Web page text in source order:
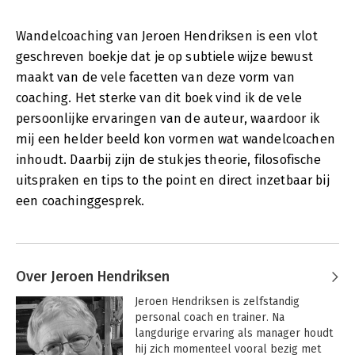
Wandelcoaching van Jeroen Hendriksen is een vlot
geschreven boekje dat je op subtiele wijze bewust
maakt van de vele facetten van deze vorm van
coaching. Het sterke van dit boek vind ik de vele
persoonlijke ervaringen van de auteur, waardoor ik
mij een helder beeld kon vormen wat wandelcoachen
inhoudt. Daarbij zijn de stukjes theorie, filosofische
uitspraken en tips to the point en direct inzetbaar bij
een coachinggesprek.
Over Jeroen Hendriksen
Jeroen Hendriksen is zelfstandig
personal coach en trainer. Na
langdurige ervaring als manager houdt
hij zich momenteel vooral bezig met